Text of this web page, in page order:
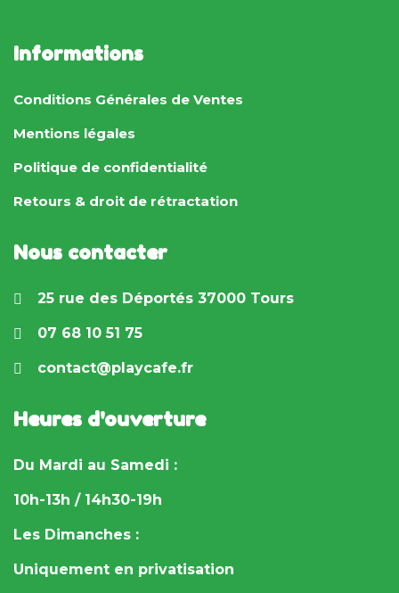
Informations
Conditions Générales de Ventes
Mentions légales
Politique de confidentialité
Retours & droit de rétractation
Nous contacter
25 rue des Déportés 37000 Tours
07 68 10 51 75
contact@playcafe.fr
Heures d'ouverture
Du Mardi au Samedi :
10h-13h / 14h30-19h
Les Dimanches :
Uniquement en privatisation